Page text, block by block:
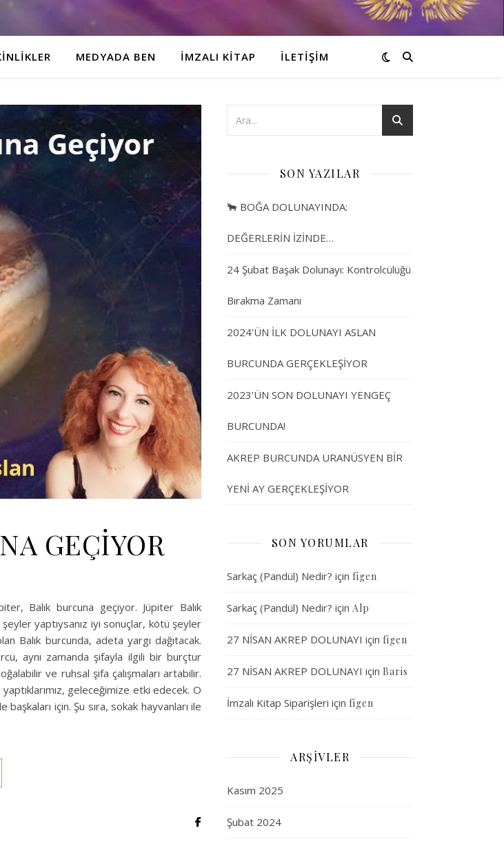
MEDYADA BEN İMZALI KITAP İLETIŞIM
GEÇİYOR
Balık burcuna geçiyor. Jüpiter Balık
şeyler yaptıysanız iyi sonuçlar, kötü şeyler
Balık burcunda, adeta yargı dağıtacak.
aynı zamanda şifayla ilgili bir burçtur
ve ruhsal şifa çalışmaları artabilir.
geleceğimize etki edecek. O
için. Şu sıra, sokak hayvanları ile
SON YAZILAR
🐂 BOĞA DOLUNAYINDA:
DEĞERLERİN İZİNDE…
24 Şubat Başak Dolunayı: Kontrolcülüğü
Bırakma Zamanı
2024’ÜN İLK DOLUNAYI ASLAN
BURCUNDA GERÇEKLEŞİYOR
2023’ÜN SON DOLUNAYI YENGEÇ
BURCUNDA!
AKREP BURCUNDA URANÜSYEN BİR
YENİ AY GERÇEKLEŞİYOR
SON YORUMLAR
Sarkaç (Pandül) Nedir? için figen
Sarkaç (Pandül) Nedir? için Alp
27 NİSAN AKREP DOLUNAYI için figen
27 NİSAN AKREP DOLUNAYI için Baris
İmzalı Kitap Siparişleri için figen
ARŞIVLER
Kasım 2025
Şubat 2024